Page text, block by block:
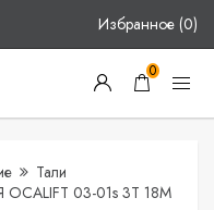
Избранное (0)
0
Тали
03-01s 3Т 18М